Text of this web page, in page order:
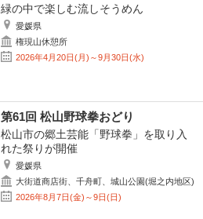
緑の中で楽しむ流しそうめん
愛媛県
権現山休憩所
2026年4月20日(月)～9月30日(水)
第61回 松山野球拳おどり
松山市の郷土芸能「野球拳」を取り入
れた祭りが開催
愛媛県
大街道商店街、千舟町、城山公園(堀之内地区)
2026年8月7日(金)～9日(日)